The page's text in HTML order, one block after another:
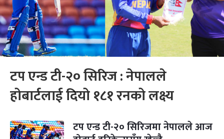
टप एन्ड टी-२० सिरिज : नेपालले
होबार्टलाई दियो १८१ रनको लक्ष्य
टप एन्ड टी-२० सिरिजमा नेपालले आज